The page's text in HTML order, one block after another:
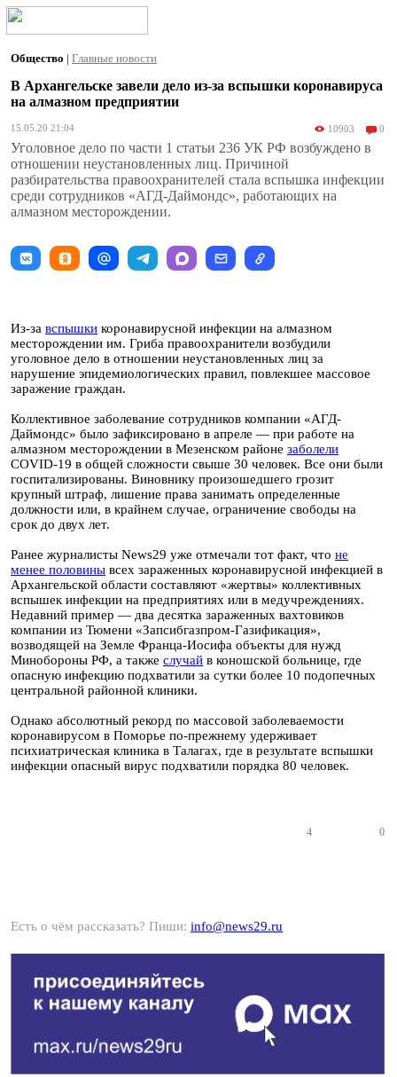
Общество | Главные новости
В Архангельске завели дело из-за вспышки коронавируса
на алмазном предприятии
15.05.20 21:04 10903 0
Уголовное дело по части 1 статьи 236 УК РФ возбуждено в
отношении неустановленных лиц. Причиной
разбирательства правоохранителей стала вспышка инфекции
среди сотрудников «АГД-Даймондс», работающих на
алмазном месторождении.
Из-за вспышки коронавирусной инфекции на алмазном
месторождении им. Гриба правоохранители возбудили
уголовное дело в отношении неустановленных лиц за
нарушение эпидемиологических правил, повлекшее массовое
заражение граждан.
Коллективное заболевание сотрудников компании «АГД-
Даймондс» было зафиксировано в апреле — при работе на
алмазном месторождении в Мезенском районе заболели
COVID-19 в общей сложности свыше 30 человек. Все они были
госпитализированы. Виновнику произошедшего грозит
крупный штраф, лишение права занимать определенные
должности или, в крайнем случае, ограничение свободы на
срок до двух лет.
Ранее журналисты News29 уже отмечали тот факт, что не
менее половины всех зараженных коронавирусной инфекцией в
Архангельской области составляют «жертвы» коллективных
вспышек инфекции на предприятиях или в медучреждениях.
Недавний пример — два десятка зараженных вахтовиков
компании из Тюмени «Запсибгазпром-Газификация»,
возводящей на Земле Франца-Иосифа объекты для нужд
Минобороны РФ, а также случай в коношской больнице, где
опасную инфекцию подхватили за сутки более 10 подопечных
центральной районной клиники.
Однако абсолютный рекорд по массовой заболеваемости
коронавирусом в Поморье по-прежнему удерживает
психиатрическая клиника в Талагах, где в результате вспышки
инфекции опасный вирус подхватили порядка 80 человек.
4 0
Есть о чём рассказать? Пиши: info@news29.ru